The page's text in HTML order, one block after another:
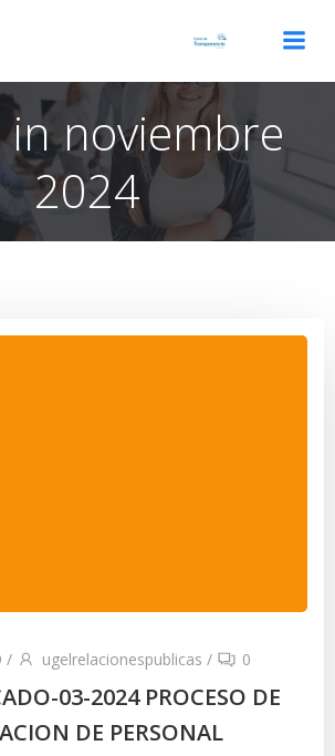
in noviembre
2024
/ ugelrelacionespublicas / 0
03-2024 PROCESO DE
DE PERSONAL